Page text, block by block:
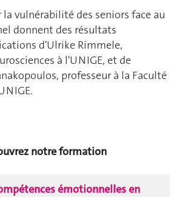
la vulnérabilité des seniors face au
donnent des résultats
d'Ulrike Rimmele,
à l'UNIGE, et de
professeur à la Faculté
notre formation
émotionnelles en